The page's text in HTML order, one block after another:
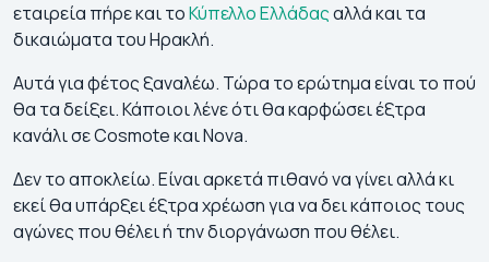
εταιρεία πήρε και τοΚύπελλο Ελλάδαςαλλά και τα
δικαιώματα του Ηρακλή.
Αυτά για φέτος ξαναλέω. Τώρα το ερώτημα είναι το πού
θα τα δείξει. Κάποιοι λένε ότι θα καρφώσει έξτρα
κανάλι σε Cosmote και Nova.
Δεν το αποκλείω. Είναι αρκετά πιθανό να γίνει αλλά κι
εκεί θα υπάρξει έξτρα χρέωση για να δει κάποιος τους
αγώνες που θέλει ή την διοργάνωση που θέλει.